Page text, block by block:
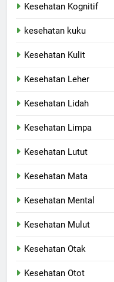
Kesehatan Kognitif
kesehatan kuku
Kesehatan Kulit
Kesehatan Leher
Kesehatan Lidah
Kesehatan Limpa
Kesehatan Lutut
Kesehatan Mata
Kesehatan Mental
Kesehatan Mulut
Kesehatan Otak
Kesehatan Otot